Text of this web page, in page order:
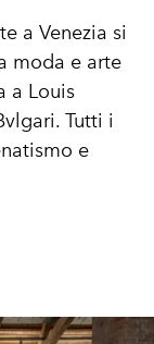
a Venezia si
moda e arte
a Louis
Tutti i
e